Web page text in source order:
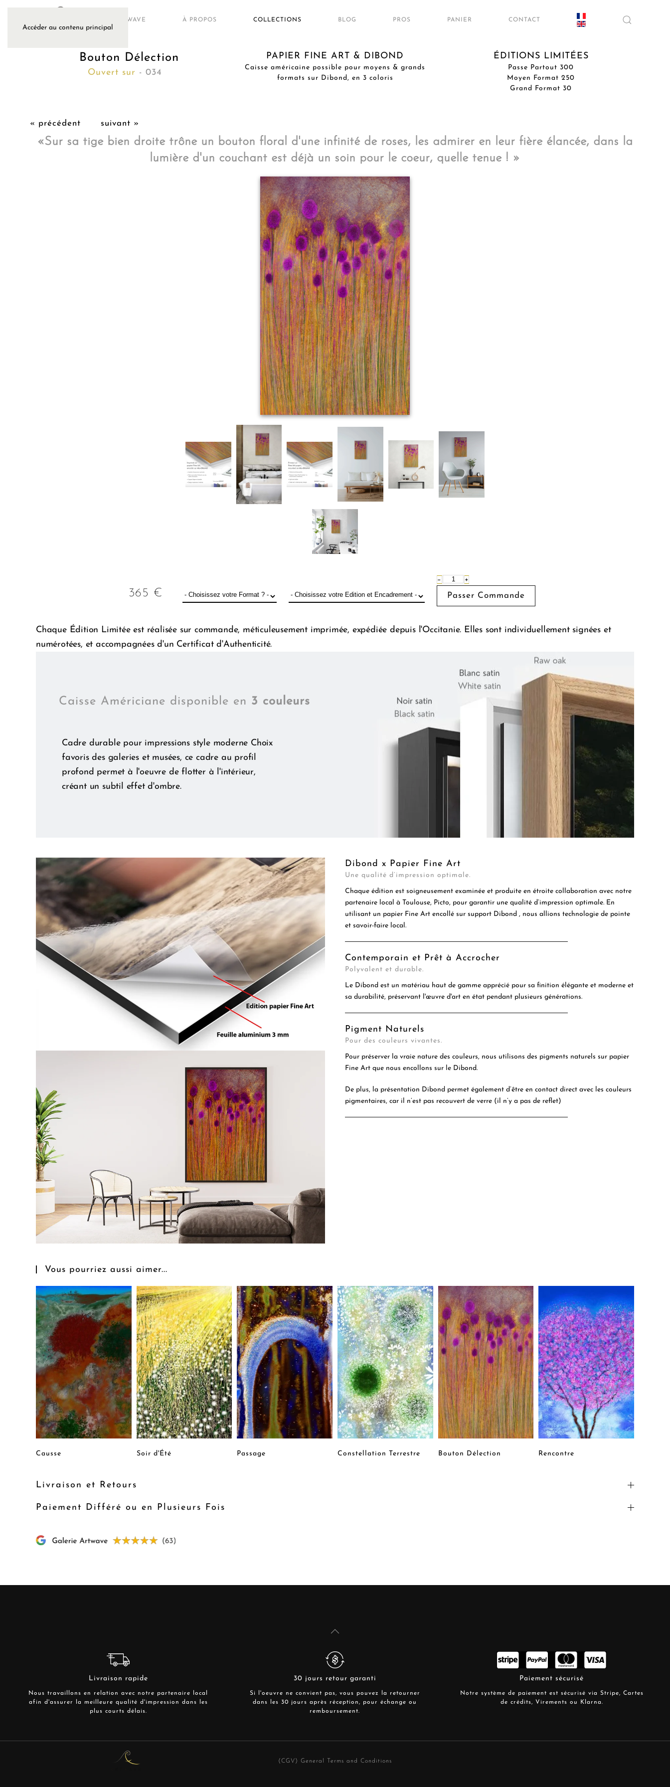
Accéder au contenu principal
ARTWAVE À PROPOS COLLECTIONS BLOG PROS PANIER CONTACT
Bouton Délection
Ouvert sur - 034
PAPIER FINE ART & DIBOND
Caisse américaine possible pour moyens & grands
formats sur Dibond, en 3 coloris
ÉDITIONS LIMITÉES
Passe Partout 300
Moyen Format 250
Grand Format 30
« précédent suivant »
«Sur sa tige bien droite trône un bouton floral d'une infinité de roses, les admirer en leur fière élancée, dans la
lumière d'un couchant est déjà un soin pour le coeur, quelle tenue ! »
365 €
− +
Chaque Édition Limitée est réalisée sur commande, méticuleusement imprimée, expédiée depuis l'Occitanie. Elles sont individuellement signées et
numérotées, et accompagnées d'un Certificat d'Authenticité.
Caisse Américiane disponible en 3 couleurs
Cadre durable pour impressions style moderne Choix
favoris des galeries et musées, ce cadre au profil
profond permet à l'oeuvre de flotter à l'intérieur,
créant un subtil effet d'ombre.
Dibond x Papier Fine Art
Une qualité d’impression optimale.
Chaque édition est soigneusement examinée et produite en étroite collaboration avec notre
partenaire local à Toulouse, Picto, pour garantir une qualité d’impression optimale. En
utilisant un papier Fine Art encollé sur support Dibond , nous allions technologie de pointe
et savoir-faire local.
Contemporain et Prêt à Accrocher
Polyvalent et durable.
Le Dibond est un matériau haut de gamme apprécié pour sa finition élégante et moderne et
sa durabilité, préservant l'œuvre d'art en état pendant plusieurs générations.
Pigment Naturels
Pour des couleurs vivantes.
Pour préserver la vraie nature des couleurs, nous utilisons des pigments naturels sur papier
Fine Art que nous encollons sur le Dibond.
De plus, la présentation Dibond permet également d’être en contact direct avec les couleurs
pigmentaires, car il n’est pas recouvert de verre (il n’y a pas de reflet)
Vous pourriez aussi aimer...
Causse Soir d'Été Passage Constellation Terrestre Bouton Délection Rencontre
Livraison et Retours
Paiement Différé ou en Plusieurs Fois
Livraison rapide
Nous travaillons en relation avec notre partenaire local
afin d'assurer la meilleure qualité d'impression dans les
plus courts délais.
30 jours retour garanti
Si l'oeuvre ne convient pas, vous pouvez la retourner
dans les 30 jours après réception, pour échange ou
remboursement.
Paiement sécurisé
Notre système de paiement est sécurisé via Stripe, Cartes
de crédits, Virements ou Klarna.
(CGV) General Terms and Conditions